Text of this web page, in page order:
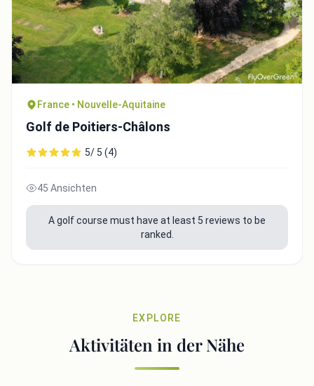
France • Nouvelle-Aquitaine
Golf de Poitiers-Châlons
5/ 5 (4)
45 Ansichten
A golf course must have at least 5 reviews to be
ranked.
EXPLORE
Aktivitäten in der Nähe